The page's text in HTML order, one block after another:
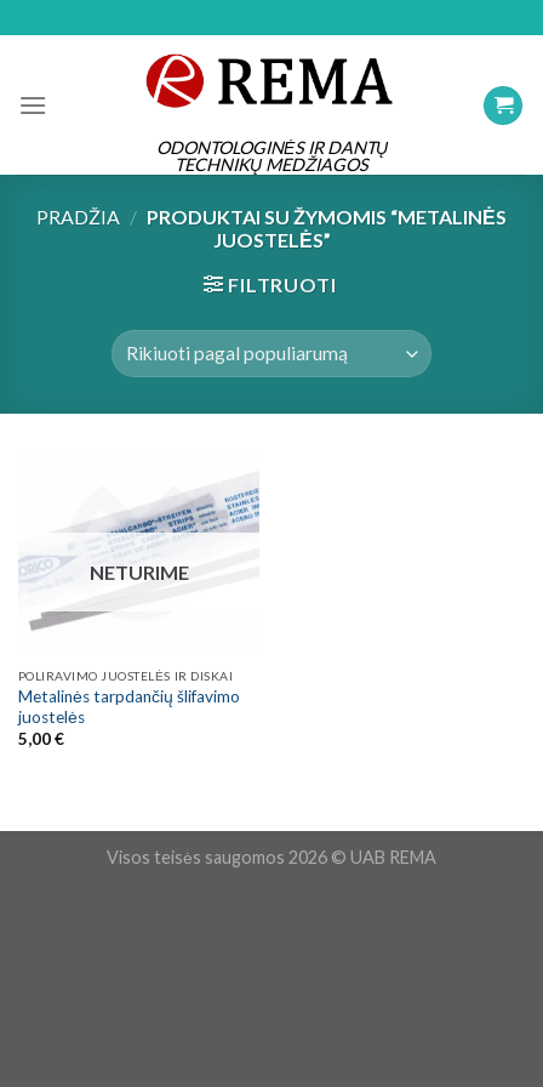
ODONTOLOGINĖS IR DANTŲ
TECHNIKŲ MEDŽIAGOS
PRADŽIA / PRODUKTAI SU ŽYMOMIS “METALINĖS
JUOSTELĖS”
FILTRUOTI
NETURIME
POLIRAVIMO JUOSTELĖS IR DISKAI
Metalinės tarpdančių šlifavimo
juostelės
5,00€
Visos teisės saugomos 2026 © UAB REMA